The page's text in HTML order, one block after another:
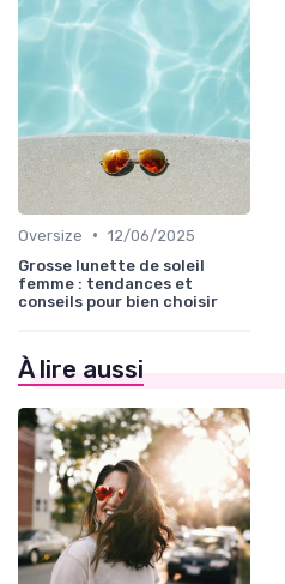
Oversize • 12/06/2025
Grosse lunette de soleil
femme : tendances et
conseils pour bien choisir
À lire aussi